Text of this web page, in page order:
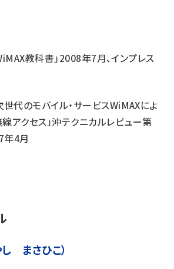
教科書」2008年7月、インプレス
代のモバイル・サービスWiMAXによ
アクセス」沖テクニカルレビュー第
年4月
まさひこ）